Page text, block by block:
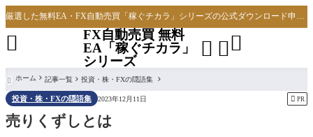
厳選した無料EA・FX自動売買「稼ぐチカラ」シリーズの公式ダウンロード申し込みサイト
FX自動売買 無料
EA「稼ぐチカラ」
シリーズ
 

 ホーム 記事一覧 投資・株・FXの隠語集
投資・株・FXの隠語集 2023年12月11日  PR
売りくずしとは